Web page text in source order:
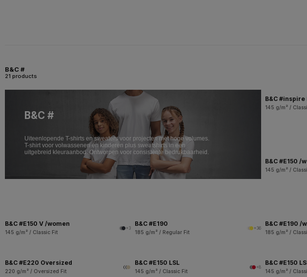
B&C #
21 products
B&C #
Uiteenlopende T-shirts en sweaters voor projecten met hoge volumes.
T-shirt voor volwassenen en kinderen plus sweatshirts in een
uitgebreid kleuraanbod. Ontworpen voor consistente bedrukbaarheid.
B&C #inspire
145 g/m² /
B&C #E150 /
145 g/m² /
B&C #E150 V /women
145 g/m² / Classic Fit
+3
B&C #E190
185 g/m² / Regular Fit
+36
B&C #E190 /
185 g/m² /
B&C #E220 Oversized
220 g/m² / Oversized Fit
B&C #E150 LSL
145 g/m² / Classic Fit
+8
B&C #E150
145 g/m² /